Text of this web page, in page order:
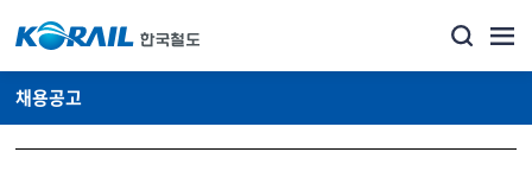
채용공고